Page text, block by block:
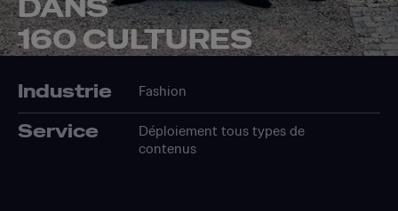
DANS
160 CULTURES
Industrie Fashion
Service
Déploiement tous types de
contenus